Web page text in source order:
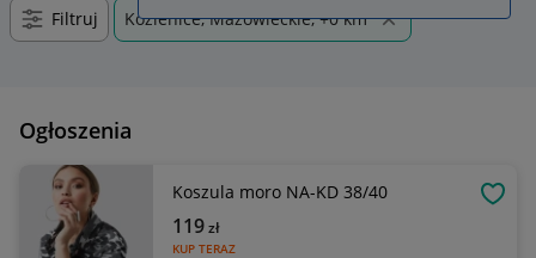
Filtruj Kozienice, Mazowieckie, +0 km
Ogłoszenia
Koszula moro NA-KD 38/40
KUP TERAZ
119zł